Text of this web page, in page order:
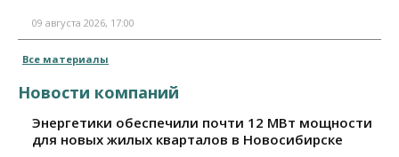
09 августа 2026, 17:00
Все материалы
Новости компаний
Энергетики обеспечили почти 12 МВт мощности
для новых жилых кварталов в Новосибирске